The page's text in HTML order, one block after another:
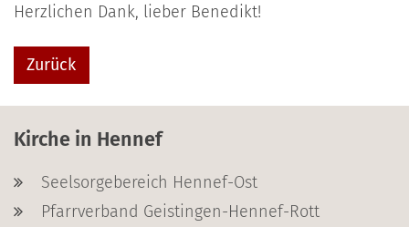
Herzlichen Dank, lieber Benedikt!
Zurück
Kirche in Hennef
Seelsorgebereich Hennef-Ost
Pfarrverband Geistingen-Hennef-Rott